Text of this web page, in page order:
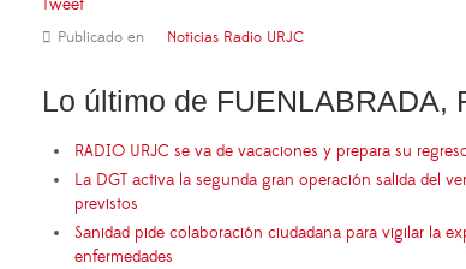
Tweet
Publicado en Noticias Radio URJC
Lo último de FUENLABRADA,
RADIO URJC se va de vacaciones y prepara su
La DGT activa la segunda gran operación salida del
previstos
Sanidad pide colaboración ciudadana para vigilar la
enfermedades